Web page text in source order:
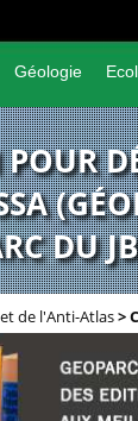
Géologie
DU
et de l'Anti-Atlas>